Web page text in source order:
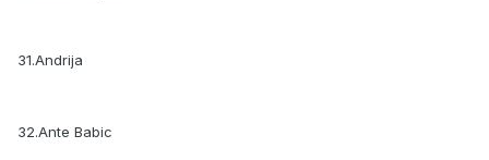
31.Andrija
32.Ante Babic